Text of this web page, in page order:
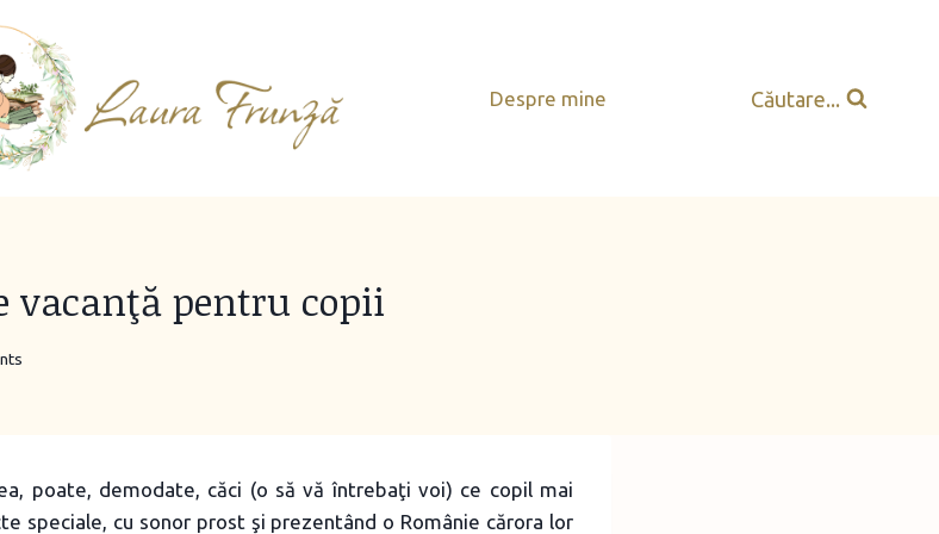
Despre mine Căutare...
vacanţă pentru copii
poate, demodate, căci (o să vă întrebaţi voi) ce copil mai
speciale, cu sonor prost şi prezentând o Românie cărora lor